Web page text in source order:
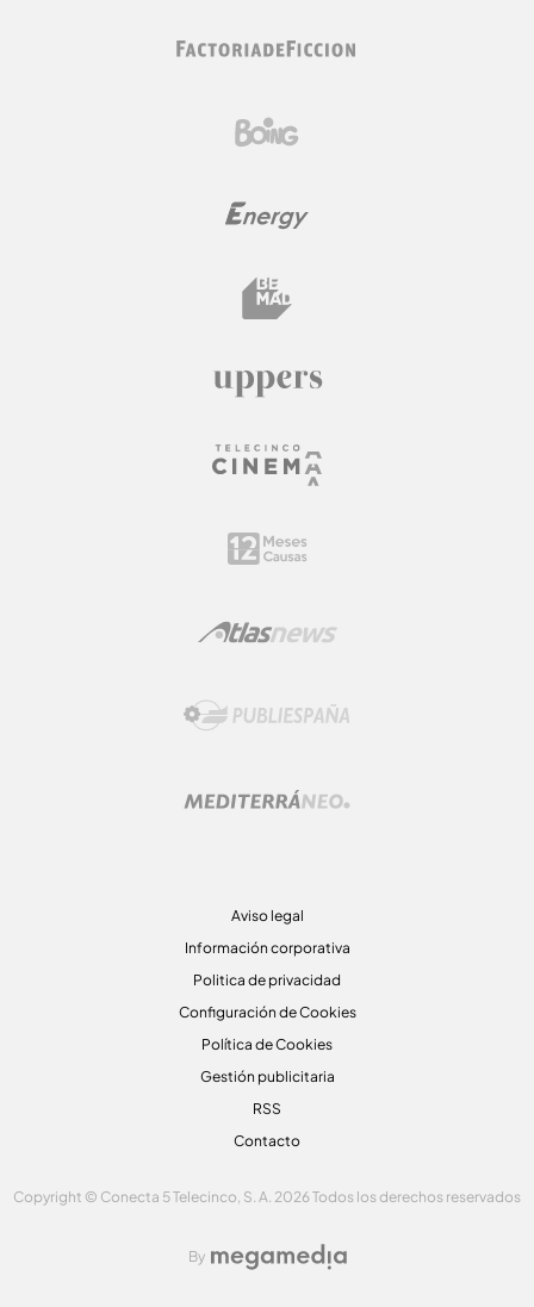
Aviso legal
Información corporativa
Politica de privacidad
Configuración de Cookies
Política de Cookies
Gestión publicitaria
RSS
Contacto
Copyright © Conecta 5 Telecinco, S. A. 2026 Todos los derechos reservados
By